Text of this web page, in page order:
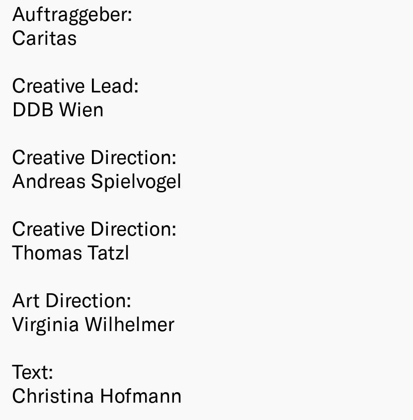
Auftraggeber:
Caritas
Creative Lead:
DDB Wien
Creative Direction:
Andreas Spielvogel
Creative Direction:
Thomas Tatzl
Art Direction:
Virginia Wilhelmer
Text:
Christina Hofmann